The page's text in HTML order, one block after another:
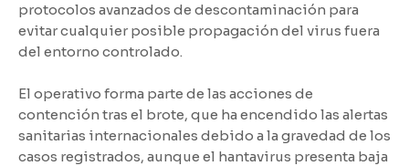
protocolos avanzados de descontaminación para
evitar cualquier posible propagación del virus fuera
del entorno controlado.
El operativo forma parte de las acciones de
contención tras el brote, que ha encendido las alertas
sanitarias internacionales debido a la gravedad de los
casos registrados, aunque el hantavirus presenta baja